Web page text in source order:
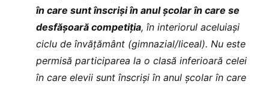
în care sunt înscriși în anul școlar în care se
desfășoară competiția, în interiorul aceluiași
ciclu de învățământ (gimnazial/liceal). Nu este
permisă participarea la o clasă inferioară celei
în care elevii sunt înscriși în anul școlar în care